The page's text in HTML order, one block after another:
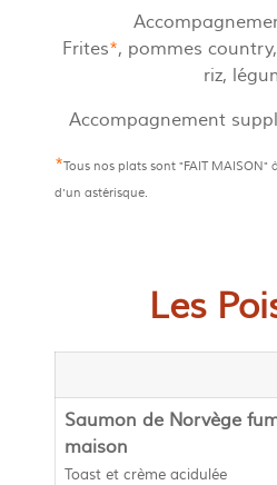
Frites*, pommes
riz,
Accompagnement
*Tous nos plats sont "FAIT MAISON"
d'un astérisque.
Les
Saumon de Norvège
maison
Toast et crème acidulée